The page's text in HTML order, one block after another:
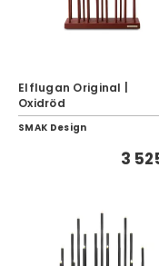
Elflugan Original |
Oxidröd
SMAK Design
3